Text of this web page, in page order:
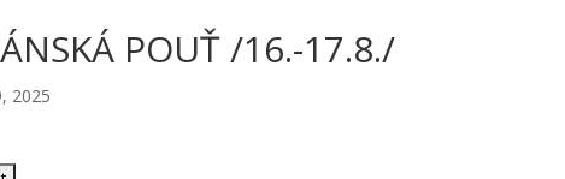
POUŤ /16.-17.8./
2025